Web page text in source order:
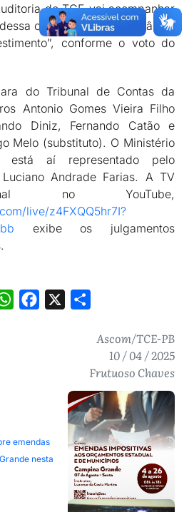
do TCE vai acompanhar
obra “por sua importância
conforme o voto do
do Tribunal de Contas da
Antonio Gomes Vieira Filho
Diniz, Fernando Catão e
Melo (substituto). O Ministério
está aí representado pelo
Andrade Farias. A TV
no YouTube,
live/z4FXQQ5hr7I?
exibe os julgamentos
WhatsAppFacebook
Ascom/TCE-PB
10 / 04 / 2025
Frutuoso Chaves
emendas
nesta